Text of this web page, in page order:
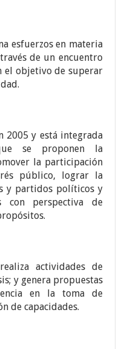
esfuerzos en materia
de un encuentro
el objetivo de superar
2005 y está integrada
se proponen la
la participación
público, lograr la
y partidos políticos y
con perspectiva de
actividades de
y genera propuestas
en la toma de
de capacidades.